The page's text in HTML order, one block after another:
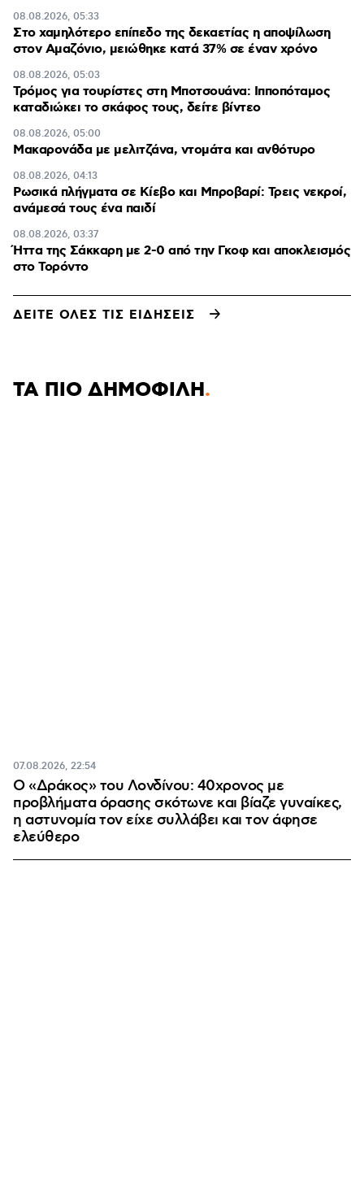
Στο χαμηλότερο επίπεδο της δεκαετίας η αποψίλωση
στον Αμαζόνιο, μειώθηκε κατά 37% σε έναν χρόνο
08.08.2026, 05:33
Τρόμος για τουρίστες στη Μποτσουάνα: Ιπποπόταμος
καταδιώκει το σκάφος τους, δείτε βίντεο
08.08.2026, 05:03
Μακαρονάδα με μελιτζάνα, ντομάτα και ανθότυρο
08.08.2026, 05:00
Ρωσικά πλήγματα σε Κίεβο και Μπροβαρί: Τρεις νεκροί,
ανάμεσά τους ένα παιδί
08.08.2026, 04:13
Ήττα της Σάκκαρη με 2-0 από την Γκοφ και αποκλεισμός
στο Τορόντο
08.08.2026, 03:37
ΔΕΙΤΕ ΟΛΕΣ ΤΙΣ ΕΙΔΗΣΕΙΣ
ΤΑ ΠΙΟ ΔΗΜΟΦΙΛΗ
Ο «Δράκος» του Λονδίνου: 40χρονος με
προβλήματα όρασης σκότωνε και βίαζε γυναίκες,
η αστυνομία τον είχε συλλάβει και τον άφησε
ελεύθερο
07.08.2026, 22:54